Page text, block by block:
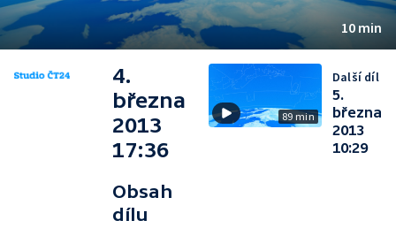
10 min
4.
března
2013
17:36
Obsah
dílu
89 min
Další díl
5.
března
2013
10:29